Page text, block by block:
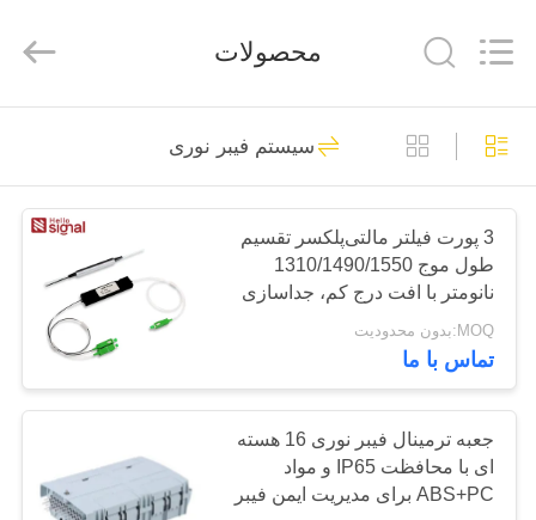
خانه
محصولات
درباره
تور
کارخانه
CO.,
LTD.
Reserved.
سیستم فیبر نوری
516
کابل فیبر نوری
38
محصولات
سیستم فیبر نوری
3 پورت فیلتر مالتی‌پلکسر تقسیم
طول موج 1310/1490/1550
نانومتر با افت درج کم، جداسازی
کانال بالا و مسیر نوری بدون
اپوکسی
MOQ:بدون محدودیت
تماس با ما
جعبه ترمینال فیبر نوری 16 هسته
ای با محافظت IP65 و مواد
ABS+PC برای مدیریت ایمن فیبر